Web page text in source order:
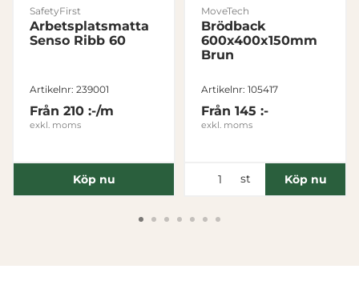
SafetyFirst
Arbetsplatsmatta
Senso Ribb 60
Artikelnr: 239001
Från 210 :-/m
exkl. moms
Köp nu
MoveTech
Brödback
600x400x150mm
Brun
Artikelnr: 105417
Från 145 :-
exkl. moms
st Köp nu